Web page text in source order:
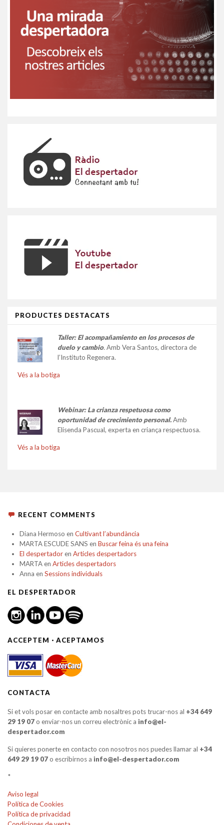
PRODUCTES DESTACATS
Taller: El acompañamiento en los procesos de
duelo y cambio. Amb Vera Santos, directora de
l’Instituto Regenera.
Vés a la botiga
Webinar: La crianza respetuosa como
oportunidad de crecimiento personal.Amb
Elisenda Pascual, experta en criança respectuosa.
Vés a la botiga
RECENT COMMENTS
Diana Hermoso en Cultivant l’abundància
MARTA ESCUDE SANS en Buscar feina és una feina
El despertadoren Articles despertadors
MARTAen Articles despertadors
Anna en Sessions individuals
EL DESPERTADOR
ACCEPTEM · ACEPTAMOS
CONTACTA
Si et vols posar en contacte amb nosaltres pots trucar-nos al +34 649
29 19 07o enviar-nos un correu electrònic a info@el-
despertador.com
Si quieres ponerte en contacto con nosotros nos puedes llamar al +34
649 29 19 07o escribirnos a info@el-despertador.com
*
Aviso legal
Política de Cookies
Política de privacidad